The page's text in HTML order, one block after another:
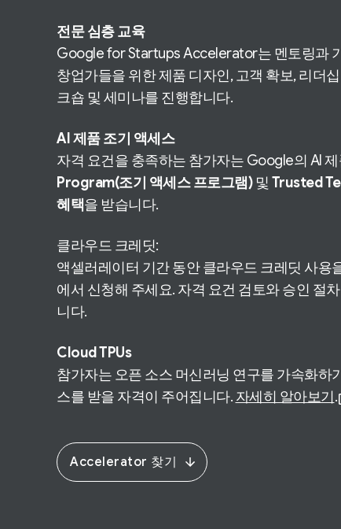
전문 심층 교육
Google for Startups Accelerator는 멘토링과
창업가들을 위한 제품 디자인, 고객 확보, 리더
크숍 및 세미나를 진행합니다.
AI 제품 조기 액세스
자격 요건을 충족하는 참가자는 Google의 AI
Program(조기 액세스 프로그램)및 Trusted
혜택을 받습니다.
클라우드 크레딧:
액셀러레이터 기간 동안 클라우드 크레딧 사용
에서 신청해 주세요. 자격 요건 검토와 승인 절
니다.
Cloud TPUs
참가자는 오픈 소스 머신러닝 연구를 가속화하
스를 받을 자격이 주어집니다. 자세히 알아보기.
Accelerator 찾기